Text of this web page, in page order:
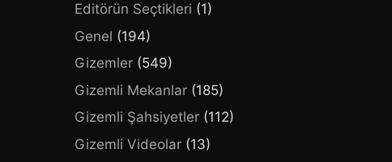
Editörün Seçtikleri (1)
Genel (194)
Gizemler (549)
Gizemli Mekanlar (185)
Gizemli Şahsiyetler (112)
Gizemli Videolar (13)